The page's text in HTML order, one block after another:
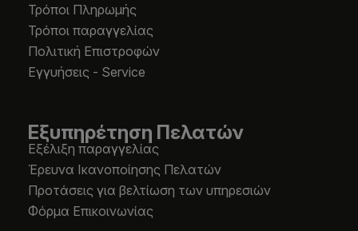
Τρόποι Πληρωμής
Τρόποι παραγγελίας
Πολιτική Επιστροφών
Εγγυήσεις - Service
Εξυπηρέτηση Πελατών
Εξέλιξη παραγγελίας
Έρευνα Ικανοποίησης Πελατών
Προτάσεις για βελτίωση των υπηρεσιών
Φόρμα Επικοινωνίας